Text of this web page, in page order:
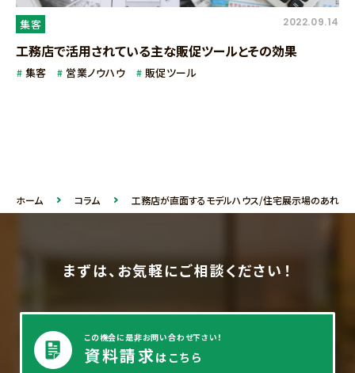
集客 2022.09.14
工務店で活用されている主な販促ツールとその効果
集客 営業ノウハウ 販促ツール
ホーム コラム 工務店が直面するモデルハウス/住宅展示場のあれこ
まずは、お気軽にご相談ください！
この機会に是非お問い合わせ下さい！
資料請求はこちら